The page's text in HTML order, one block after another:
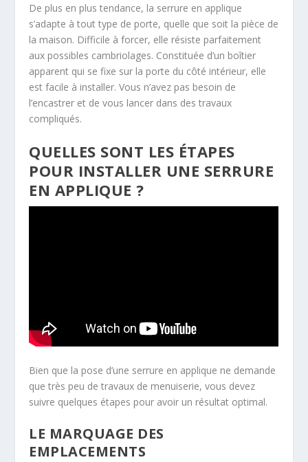
De plus en plus tendance, la serrure en applique
s’adapte à tout type de porte, quelle que soit la pièce de
la maison. Difficile à forcer, elle résiste parfaitement
aux possibles cambriolages. Constituée d’un boîtier
apparent qui se fixe sur la porte du côté intérieur, elle
est facile à installer. Vous n’avez pas besoin de
l’encastrer et de vous lancer dans des travaux
compliqués.
QUELLES SONT LES ÉTAPES
POUR INSTALLER UNE SERRURE
EN APPLIQUE ?
Bien que la pose d’une serrure en applique ne demande
que très peu de travaux de menuiserie, vous devez
suivre quelques étapes pour avoir un résultat optimal.
LE MARQUAGE DES
EMPLACEMENTS